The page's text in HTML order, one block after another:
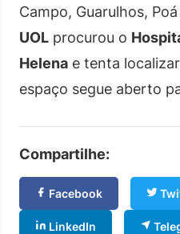
Campo, Guarulhos,
UOL procurou o
Helena e tenta
espaço segue aberto
Compartilhe:
Facebook
LinkedIn